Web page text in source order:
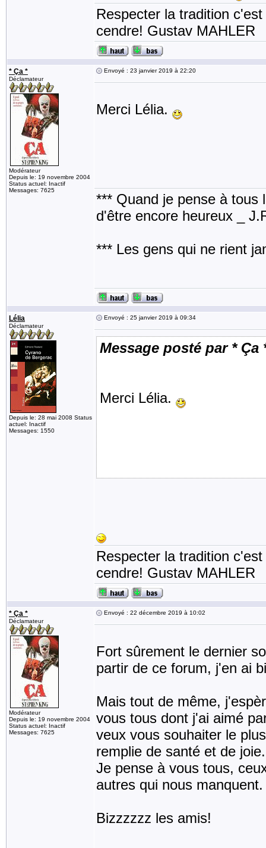
Respecter la tradition
cendre! Gustav MAHLER
* Ça *
Déclamateur
Modérateur
Depuis le: 19 novembre 2004
Status actuel: Inactif
Messages: 7625
Envoyé : 23 janvier 2019 à 22:20
Merci Lélia.
*** Quand je pense à tous
d'être encore heureux _
*** Les gens qui ne rient
Lélia
Déclamateur
Depuis le: 28 mai 2008 Status
actuel: Inactif
Messages: 1550
Envoyé : 25 janvier 2019 à 09:34
Message posté par * Ça
Merci Lélia.
Respecter la tradition
cendre! Gustav MAHLER
* Ça *
Déclamateur
Modérateur
Depuis le: 19 novembre 2004
Status actuel: Inactif
Messages: 7625
Envoyé : 22 décembre 2019 à 10:02
Fort sûrement le dernier
partir de ce forum, j'en ai
Mais tout de même,
vous tous dont j'ai aimé
veux vous souhaiter le
remplie de santé et de joie.
Je pense à vous tous,
autres qui nous manquent.
Bizzzzzz les amis!